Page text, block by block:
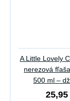
A Little Lovely
nerezová
500 ml –
25,95